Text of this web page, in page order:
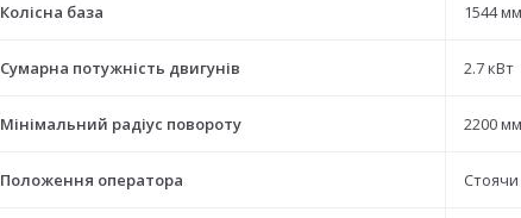
Колісна база 1544 мм
Сумарна потужність двигунів 2.7 кВт
Мінімальний радіус повороту 2200 мм
Положення оператора Стоячи